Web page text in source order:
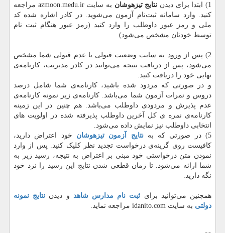
1) ابتدا برای دیدن
نتایج تیزهوشان
به سایت azmoon.medu.ir مراجعه
کنید. وارد سامانه ثبت‌نام آزمون می‌شوید. در کادر اشاره شده کد
ملی و رمز عبور داوطلب را وارد کنید (رمز عبور هنگام ثبت نام
توسط خودتان مشخص می‌شود)
2) پس از ورود به سایت وضعیت قبولی یا عدم قبولی شما مشخص
می‌شود، پس از دریافت نتیجه می‌توانید در کادر مدیریت، کارنامه‌ی
نهایی خود را دریافت کنید.
و در صورتی که مردود شده باشید، کارنامه‌ی شما شامل درصد
دروس و نمرات آزمون شما می‌باشد. کارنامه‌ی زیر نمونه کارنامه‌ی
عدم پذیرش و مردودی داوطلب می‌باشد. هم چنین در این زمینه
کارنامه‌ی نمره ی کل آخرین داوطلب پذیرفته شده در اولویت های
انتخابی داوطلب نیز نمایش داده می‌شود.
5) در صورتی که به
نتایج آزمون تیزهوشان خود اعتراض دارید،
کافیست روی گزینه‌ی درخواست تجدید نظر کلیک کنید. پس از وارد
نمودن متن درخواستی خود مبنی بر اعتراض به نتیجه، رسید زیر به
شما ارائه می‌شود. تا زمان قطعی شدن نتایج این رسید را نزد خود
نگه دارید.
همچنین می‌توانید برای ثبت نام مدارس شاهد و دیدن نتایج نمونه
دولتی به سایت idanito.com مراجعه نماید.